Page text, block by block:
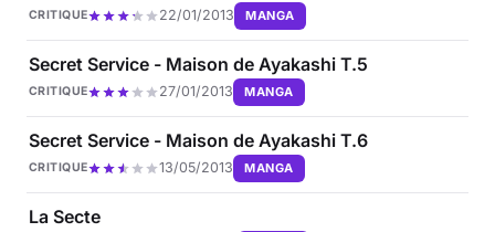
CRITIQUE 22/01/2013 MANGA
Secret Service - Maison de Ayakashi T.5
CRITIQUE 27/01/2013 MANGA
Secret Service - Maison de Ayakashi T.6
CRITIQUE 13/05/2013 MANGA
La Secte